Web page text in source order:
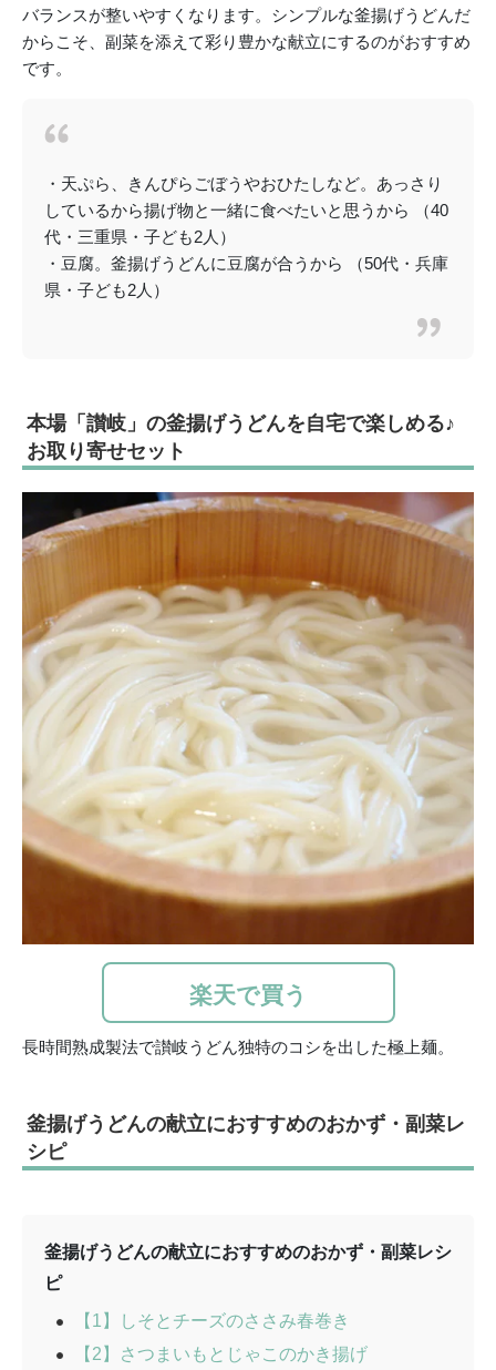
バランスが整いやすくなります。シンプルな釜揚げうどんだ
からこそ、副菜を添えて彩り豊かな献立にするのがおすすめ
です。
・天ぷら、きんぴらごぼうやおひたしなど。あっさり
しているから揚げ物と一緒に食べたいと思うから （40
代・三重県・子ども2人）
・豆腐。釜揚げうどんに豆腐が合うから （50代・兵庫
県・子ども2人）
本場「讃岐」の釜揚げうどんを自宅で楽しめる♪
お取り寄せセット
楽天で買う
長時間熟成製法で讃岐うどん独特のコシを出した極上麺。
釜揚げうどんの献立におすすめのおかず・副菜レ
シピ
釜揚げうどんの献立におすすめのおかず・副菜レシ
ピ
【1】しそとチーズのささみ春巻き
【2】さつまいもとじゃこのかき揚げ